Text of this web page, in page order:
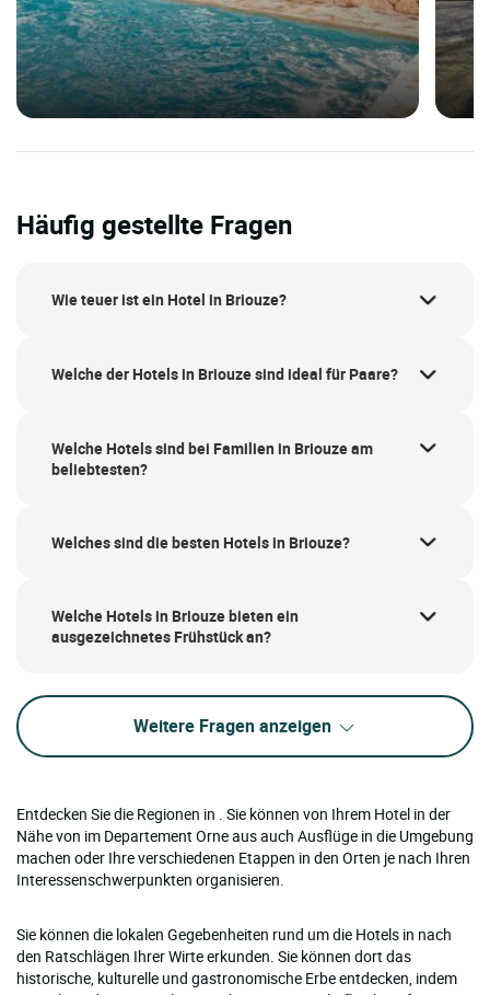
Häufig gestellte Fragen
Wie teuer ist ein Hotel in Briouze?
Welche der Hotels in Briouze sind ideal für Paare?
Welche Hotels sind bei Familien in Briouze am
beliebtesten?
Welches sind die besten Hotels in Briouze?
Welche Hotels in Briouze bieten ein
ausgezeichnetes Frühstück an?
Weitere Fragen anzeigen
Entdecken Sie die Regionen in . Sie können von Ihrem Hotel in der
Nähe von im Departement Orne aus auch Ausflüge in die Umgebung
machen oder Ihre verschiedenen Etappen in den Orten je nach Ihren
Interessenschwerpunkten organisieren.
Sie können die lokalen Gegebenheiten rund um die Hotels in nach
den Ratschlägen Ihrer Wirte erkunden. Sie können dort das
historische, kulturelle und gastronomische Erbe entdecken, indem